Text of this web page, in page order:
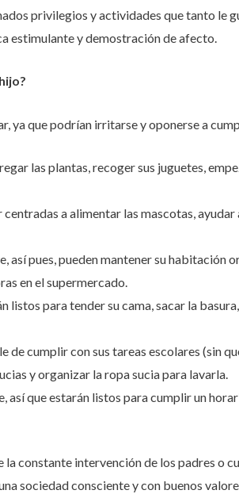
privilegios y actividades que tanto le
estimulante y demostración de afecto.
ya que podrían irritarse y oponerse a
las plantas, recoger sus juguetes,
a alimentar las mascotas,
así pues, pueden mantener su habitación
en el supermercado.
listos para tender su cama, sacar la
de cumplir con sus tareas escolares (sin
y organizar la ropa sucia para lavarla.
así que estarán listos para cumplir un
constante intervención de los padres o
sociedad consciente y con buenos